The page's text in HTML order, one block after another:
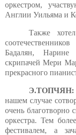
оркестром,
Англии Уильяма и
Также
Бадалян, Нарине
скрипачей Мери
прекрасного
Э.ТОПЧЯН:
нашем случае
очень благотворно
оркестра. Тем
фестивалем, а